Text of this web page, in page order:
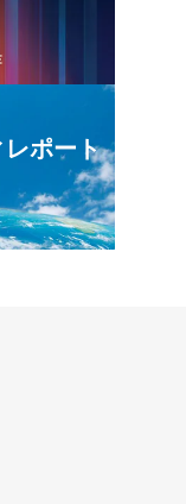
ポート